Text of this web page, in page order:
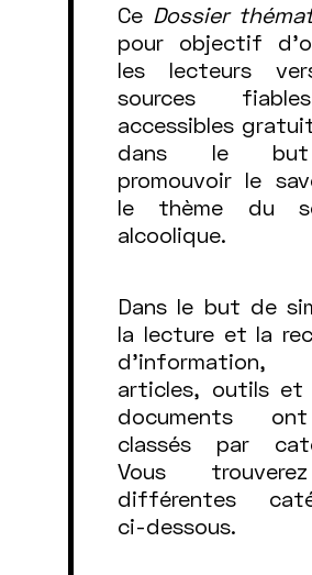
Ce Dossier
pour objectif
les lecteurs
sources
accessibles
dans le
promouvoir le
le thème du
alcoolique.
Dans le but de
la lecture et la
articles, outils et
documents
classés par
Vous
différentes
ci-dessous.